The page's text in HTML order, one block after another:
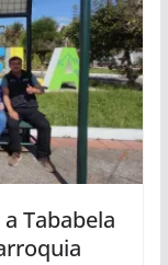
Tababela